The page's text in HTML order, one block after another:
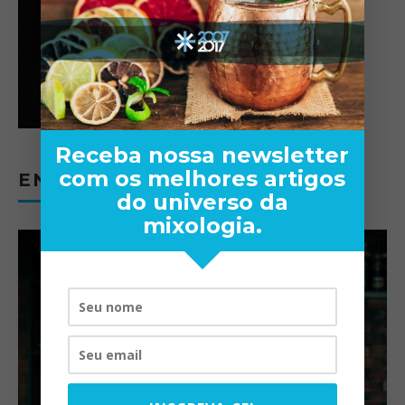
ENTREVISTAS
Receba nossa newsletter
com os melhores artigos
do universo da
mixologia.